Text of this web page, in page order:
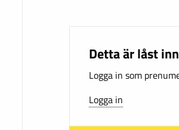
Detta är låst
Logga in som
Logga in